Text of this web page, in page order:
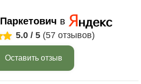
Паркетович в
5.0 / 5 (57 отзывов)
Оставить отзыв